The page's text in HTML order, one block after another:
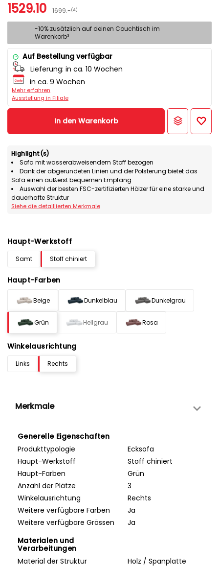
1529.10 1699.-(A)
-10% zusätzlich auf deinen Couchtisch im
Warenkorb³
Auf Bestellung verfügbar
Lieferung: in ca. 10 Wochen
in ca. 9 Wochen
Mehr erfahren
Ausstellung in Filiale
In den Warenkorb
Highlight(s)
Sofa mit wasserabweisendem Stoff bezogen
Dank der abgerundeten Linien und der Polsterung bietet das
Sofa einen äußerst bequemen Empfang
Auswahl der besten FSC-zertifizierten Hölzer für eine starke und
dauerhafte Struktur
Siehe die detaillierten Merkmale
Haupt-Werkstoff
Samt Stoff chiniert
Haupt-Farben
Beige Dunkelblau Dunkelgrau
Grün Hellgrau Rosa
Winkelausrichtung
Links Rechts
Merkmale
Generelle Eigenschaften
Produkttypologie
Ecksofa
Haupt-Werkstoff
Stoff chiniert
Haupt-Farben
Grün
Anzahl der Plätze
3
Winkelausrichtung
Rechts
Weitere verfügbare Farben
Ja
Weitere verfügbare Grössen
Ja
Materialen und
Verarbeitungen
Material der Struktur
Holz / Spanplatte